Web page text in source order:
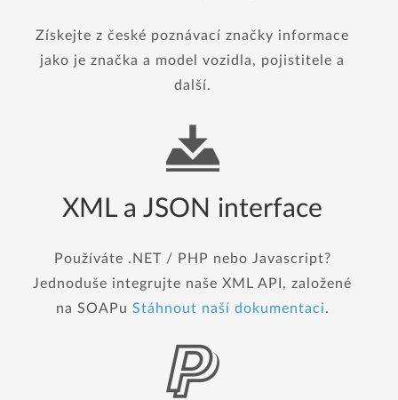
Získejte z české poznávací značky informace
jako je značka a model vozidla, pojistitele a
další.
XML a JSON interface
Používáte .NET / PHP nebo Javascript?
Jednoduše integrujte naše XML API, založené
na SOAPu Stáhnout naší dokumentaci.